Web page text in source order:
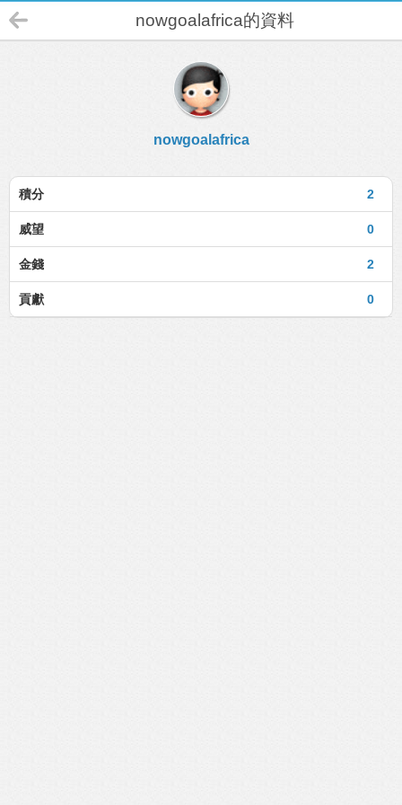
nowgoalafrica的資料
nowgoalafrica
2
積分
0
威望
2
金錢
0
貢獻